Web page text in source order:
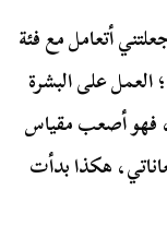
أتعامل مع فئة
على البشرة
فهو أصعب مقياس
هكذا بدأت